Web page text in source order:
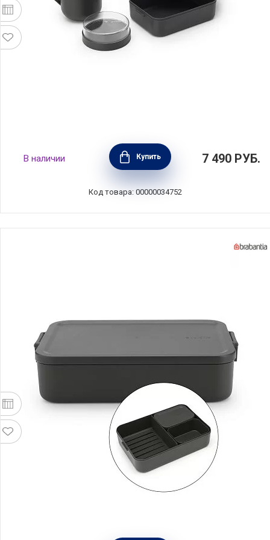
Набор для ланча Make & Take, тёмно-серый,
пластик, Brabantia, 206665
В наличии Купить 7 490 РУБ.
Код товара: 00000034752